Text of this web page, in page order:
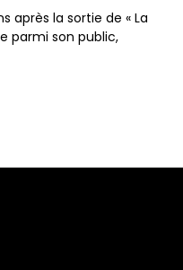
après la sortie de « La
parmi son public,